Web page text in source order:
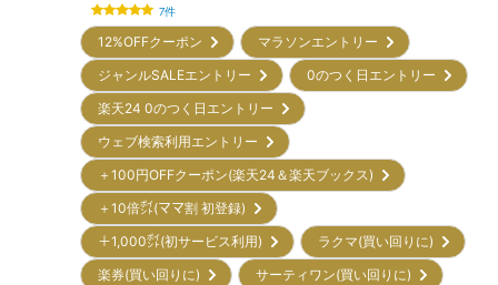
7件
12%OFFクーポン
マラソンエントリー
ジャンルSALEエントリー
0のつく日エントリー
楽天24 0のつく日エントリー
ウェブ検索利用エントリー
＋100円OFFクーポン(楽天24＆楽天ブックス)
＋10倍㌽(ママ割 初登録)
＋1,000㌽(初サービス利用)
ラクマ(買い回りに)
楽券(買い回りに)
サーティワン(買い回りに)